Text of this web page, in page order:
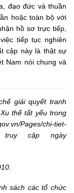
đạo đức và thuần
hoặc toàn bộ với
hồ sơ trực tiếp,
tiếp tục nghiên
cập này là thật sự
Nam nói chung và
giải quyết tranh
thế tất yếu trong
Pages/chi-tiet-
truy cập ngày
sách các tổ chức